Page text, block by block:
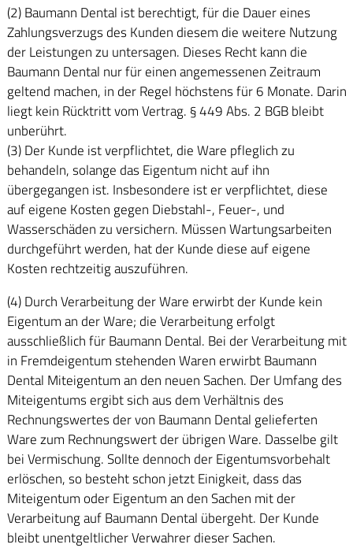
(2) Baumann Dental ist berechtigt, für die Dauer eines
Zahlungsverzugs des Kunden diesem die weitere Nutzung
der Leistungen zu untersagen. Dieses Recht kann die
Baumann Dental nur für einen angemessenen Zeitraum
geltend machen, in der Regel höchstens für 6 Monate. Darin
liegt kein Rücktritt vom Vertrag. § 449 Abs. 2 BGB bleibt
unberührt.
(3) Der Kunde ist verpflichtet, die Ware pfleglich zu
behandeln, solange das Eigentum nicht auf ihn
übergegangen ist. Insbesondere ist er verpflichtet, diese
auf eigene Kosten gegen Diebstahl-, Feuer-, und
Wasserschäden zu versichern. Müssen Wartungsarbeiten
durchgeführt werden, hat der Kunde diese auf eigene
Kosten rechtzeitig auszuführen.
(4) Durch Verarbeitung der Ware erwirbt der Kunde kein
Eigentum an der Ware; die Verarbeitung erfolgt
ausschließlich für Baumann Dental. Bei der Verarbeitung mit
in Fremdeigentum stehenden Waren erwirbt Baumann
Dental Miteigentum an den neuen Sachen. Der Umfang des
Miteigentums ergibt sich aus dem Verhältnis des
Rechnungswertes der von Baumann Dental gelieferten
Ware zum Rechnungswert der übrigen Ware. Dasselbe gilt
bei Vermischung. Sollte dennoch der Eigentumsvorbehalt
erlöschen, so besteht schon jetzt Einigkeit, dass das
Miteigentum oder Eigentum an den Sachen mit der
Verarbeitung auf Baumann Dental übergeht. Der Kunde
bleibt unentgeltlicher Verwahrer dieser Sachen.